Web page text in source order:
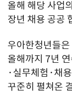
올해 해당 사업
장년 채용 공공
우아한청년들
올해까지 7년
·실무체험·채
꾸준히 펼쳐온